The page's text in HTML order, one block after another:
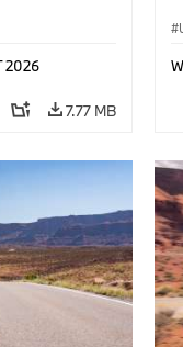
2026
7.77 MB